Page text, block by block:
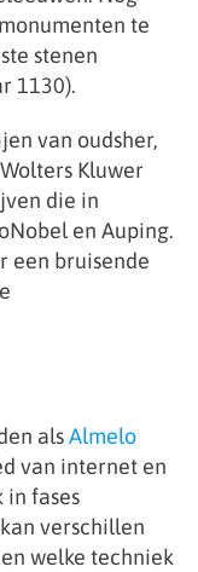
te
stenen
1130).
van oudsher,
Kluwer
die in
en Auping.
een bruisende
alsAlmelo
van internet en
fases
verschillen
welke techniek